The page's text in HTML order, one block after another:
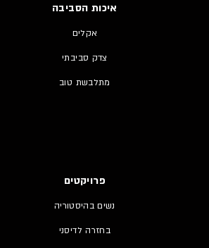
איכות הסביבה
אקלים
צדק סביבתי
מתלבשת טוב
פרויקטים
נשים בהיסטוריה
בחזרה לדיסני